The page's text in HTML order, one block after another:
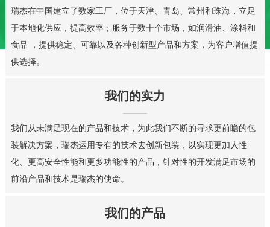
瑞杰在中国建立了数家工厂，位于天津、青岛、常州和珠海，立足
于本地化供应，提高效率；服务于数十个市场，如润滑油、涂料和
食品 ，提供稳定、可靠以及各种创新型产品和方案，为客户增值提
供选择。
我们的实力
我们从未满足现在的产品和技术，为此我们不断的寻求更前瞻的包
装解决方案，瑞杰运用专有的技术去创新包装，以实现更加人性
化、更高安全性能和更多功能性的产品，针对性的开发满足市场的
前沿产品和技术是瑞杰的使命。
我们的产品